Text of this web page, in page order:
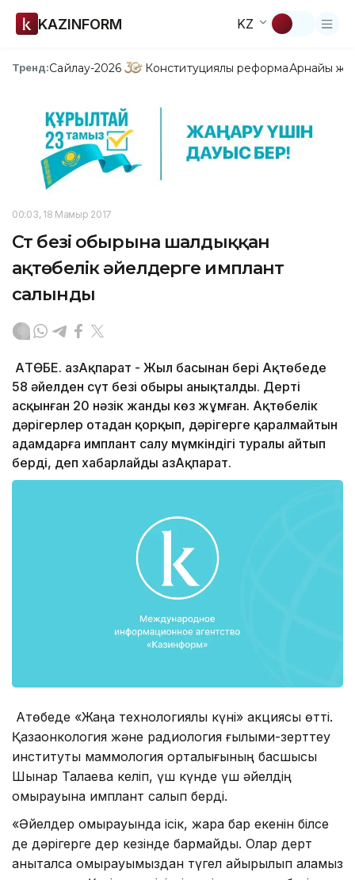
KAZINFORM KZ
Тренд:Сайлау-2026 Конституциялық реформаАрнайы
00:03, 18 Мамыр 2017
Сүт безі обырына шалдыққан
ақтөбелік әйелдерге имплант
салынды
АҚТӨБЕ. ҚазАқпарат - Жыл басынан бері Ақтөбеде
58 әйелден сүт безі обыры анықталды. Дерті
асқынған 20 нәзік жанды көз жұмған. Ақтөбелік
дәрігерлер отадан қорқып, дәрігерге қаралмайтын
адамдарға имплант салу мүмкіндігі туралы айтып
берді, деп хабарлайды ҚазАқпарат.
Ақтөбеде «Жаңа технологиялық күні» акциясы өтті.
Қазақонкология және радиология ғылыми-зерттеу
институты маммология орталығының басшысы
Шынар Талаева келіп, үш күнде үш әйелдің
омырауына имплант салып берді.
«Әйелдер омырауында ісік, жара бар екенін білсе
де дәрігерге дер кезінде бармайды. Олар дерт
анықталса омырауымыздан түгел айырылып қаламыз